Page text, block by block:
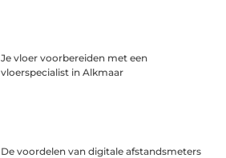
Je vloer voorbereiden met een
vloerspecialist in Alkmaar
De voordelen van digitale afstandsmeters